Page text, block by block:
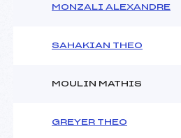
MONZALI ALEXANDRE
SAHAKIAN THEO
MOULIN MATHIS
GREYER THEO